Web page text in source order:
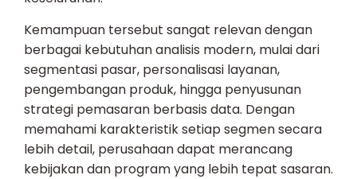
Kemampuan tersebut sangat relevan dengan
berbagai kebutuhan analisis modern, mulai dari
segmentasi pasar, personalisasi layanan,
pengembangan produk, hingga penyusunan
strategi pemasaran berbasis data. Dengan
memahami karakteristik setiap segmen secara
lebih detail, perusahaan dapat merancang
kebijakan dan program yang lebih tepat sasaran.